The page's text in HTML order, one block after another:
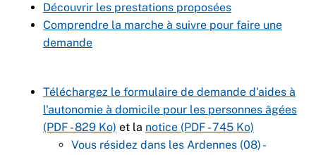
Découvrir les prestations proposées
Comprendre la marche à suivre pour faire une
demande
Téléchargez le formulaire de demande d'aides à
l'autonomie à domicile pour les personnes âgées
(PDF - 829 Ko) et la notice (PDF - 745 Ko)
Vous résidez dans les Ardennes (08) -